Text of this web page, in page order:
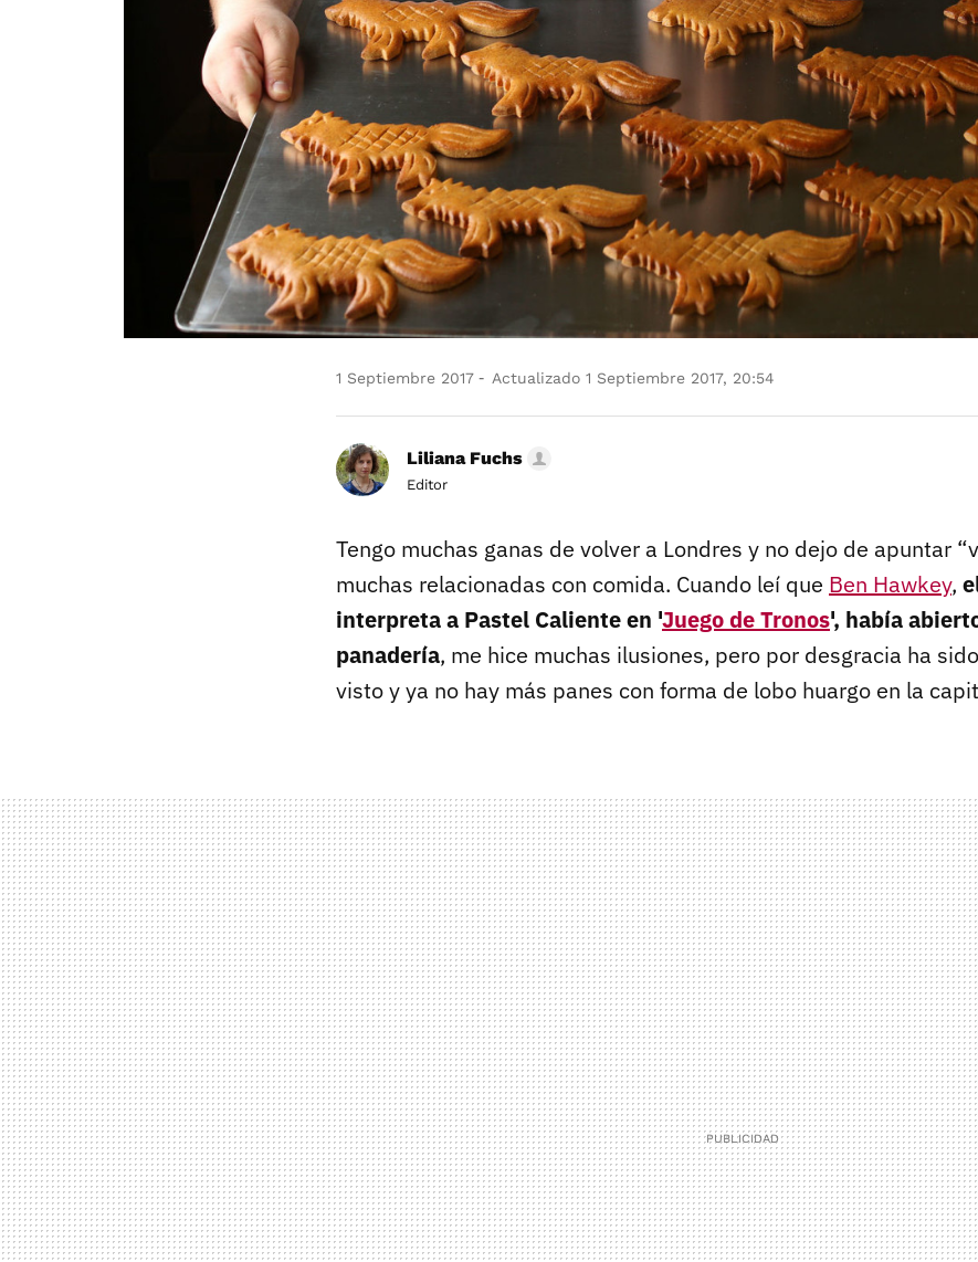
1 Septiembre 2017 Actualizado 1 Septiembre 2017, 20:54
Liliana Fuchs
Editor
Tengo muchas ganas de volver a Londres y no dejo de apuntar
muchas relacionadas con comida. Cuando leí que Ben Hawkey,
interpreta a Pastel Caliente en 'Juego de Tronos', había
panadería, me hice muchas ilusiones, pero por desgracia ha
visto y ya no hay más panes con forma de lobo huargo en la